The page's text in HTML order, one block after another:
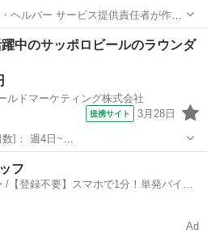
ヘルパー サービス提供責任者が作成
られた内容と時間でサービス提供す
での生活を支えるために必要な生活
い物...
中のサッポロビールのラウンダ
ルドマーケティング株式会社
提携サイト 3月28日
12:00~18:00 月/火/水/木/金 な
・最寄駅]： 高知県土佐市...
フ
/【登録不要】スマホで1分！単発バイト
Ad